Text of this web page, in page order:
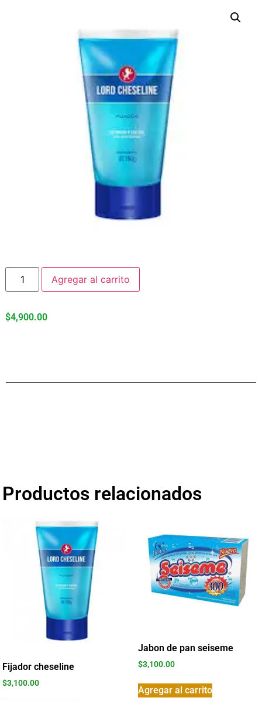
Agregar al carrito
$4,900.00
Productos relacionados
Fijador cheseline
$3,100.00
Jabon de pan seiseme
$3,100.00
Agregar al carrito